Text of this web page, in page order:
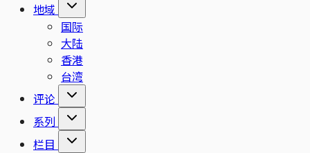
地域
国际
大陆
香港
台湾
评论
系列
栏目